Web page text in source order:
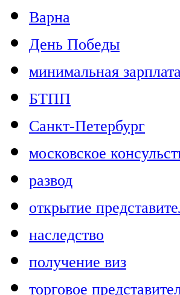
Варна
День Победы
минимальная
БТПП
Санкт-Петербург
московское
развод
открытие
наследство
получение виз
торговое